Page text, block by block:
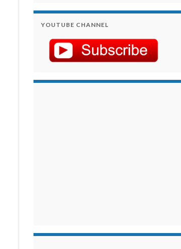
YOUTUBE CHANNEL